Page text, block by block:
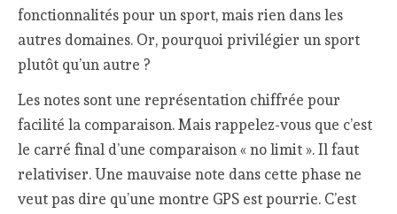
fonctionnalités pour un sport, mais rien dans les
autres domaines. Or, pourquoi privilégier un sport
plutôt qu’un autre ?
Les notes sont une représentation chiffrée pour
facilité la comparaison. Mais rappelez-vous que c’est
le carré final d’une comparaison « no limit ». Il faut
relativiser. Une mauvaise note dans cette phase ne
veut pas dire qu’une montre GPS est pourrie. C’est